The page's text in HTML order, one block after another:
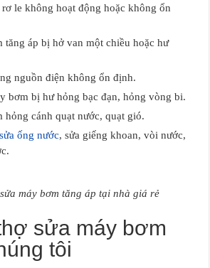
le không hoạt động hoặc không ổn
tăng áp bị hở van một chiều hoặc hư
nguồn điện không ổn định.
bơm bị hư hỏng bạc đạn, hỏng vòng bi.
hỏng cánh quạt nước, quạt gió.
ống nước, sửa giếng khoan, vòi nước,
máy bơm tăng áp tại nhà giá rẻ
sửa máy bơm
tôi